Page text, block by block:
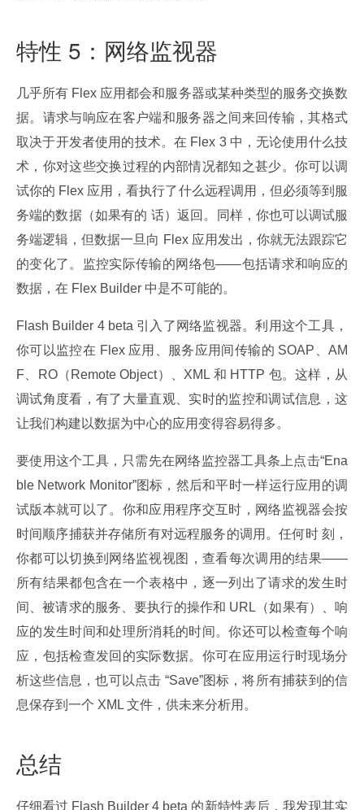
特性 5：网络监视器
几乎所有 Flex 应用都会和服务器或某种类型的服务交换数
据。请求与响应在客户端和服务器之间来回传输，其格式
取决于开发者使用的技术。在 Flex 3 中，无论使用什么技
术，你对这些交换过程的内部情况都知之甚少。你可以调
试你的 Flex 应用，看执行了什么远程调用，但必须等到服
务端的数据（如果有的 话）返回。同样，你也可以调试服
务端逻辑，但数据一旦向 Flex 应用发出，你就无法跟踪它
的变化了。监控实际传输的网络包——包括请求和响应的
数据，在 Flex Builder 中是不可能的。
Flash Builder 4 beta 引入了网络监视器。利用这个工具，
你可以监控在 Flex 应用、服务应用间传输的 SOAP、AM
F、RO（Remote Object）、XML 和 HTTP 包。这样，从
调试角度看，有了大量直观、实时的监控和调试信息，这
让我们构建以数据为中心的应用变得容易得多。
要使用这个工具，只需先在网络监控器工具条上点击“Ena
ble Network Monitor”图标，然后和平时一样运行应用的调
试版本就可以了。你和应用程序交互时，网络监视器会按
时间顺序捕获并存储所有对远程服务的调用。任何时 刻，
你都可以切换到网络监视视图，查看每次调用的结果——
所有结果都包含在一个表格中，逐一列出了请求的发生时
间、被请求的服务、要执行的操作和 URL（如果有）、响
应的发生时间和处理所消耗的时间。你还可以检查每个响
应，包括检查发回的实际数据。你可在应用运行时现场分
析这些信息，也可以点击 “Save”图标，将所有捕获到的信
息保存到一个 XML 文件，供未来分析用。
总结
仔细看过 Flash Builder 4 beta 的新特性表后，我发现其实